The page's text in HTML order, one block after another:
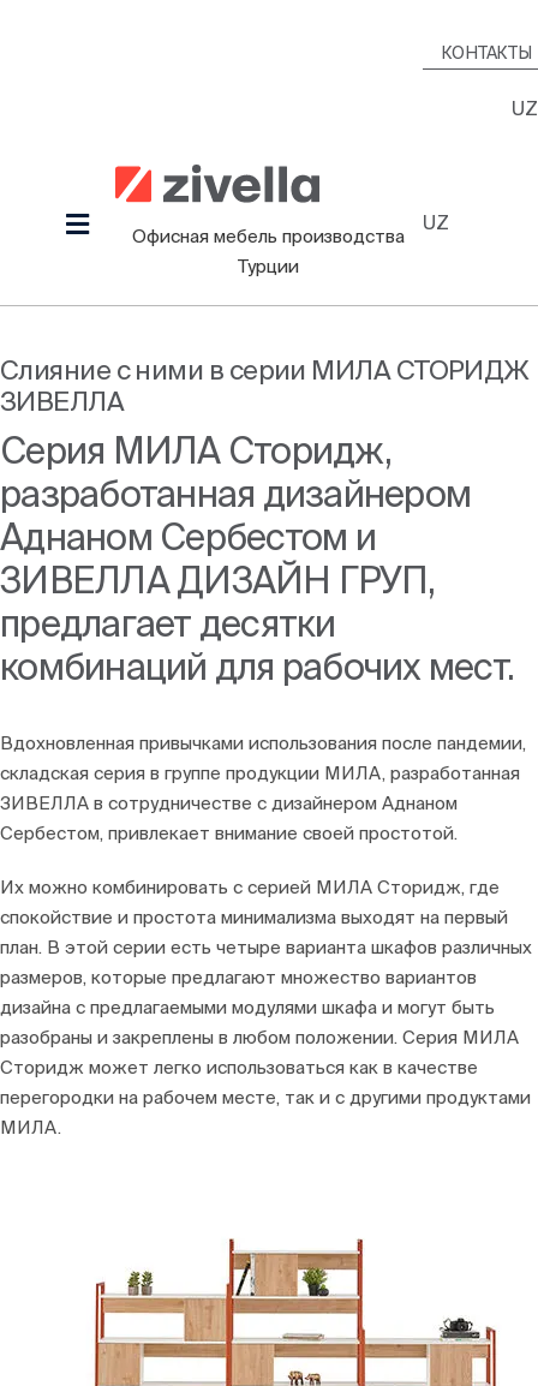
КОНТАКТЫ
UZ
Toggle
Продукция
Проекты
Дизайнеры
Информационный Зал
Блоги
Офисная мебель производства
Турции
UZ
Слияние с ними в серии МИЛА СТОРИДЖ
ЗИВЕЛЛА
Серия МИЛА Сторидж,
разработанная дизайнером
Аднаном Сербестом и
ЗИВЕЛЛА ДИЗАЙН ГРУП,
предлагает десятки
комбинаций для рабочих мест.
Вдохновленная привычками использования после пандемии,
складская серия в группе продукции МИЛА, разработанная
ЗИВЕЛЛА в сотрудничестве с дизайнером Аднаном
Сербестом, привлекает внимание своей простотой.
Их можно комбинировать с серией МИЛА Сторидж, где
спокойствие и простота минимализма выходят на первый
план. В этой серии есть четыре варианта шкафов различных
размеров, которые предлагают множество вариантов
дизайна с предлагаемыми модулями шкафа и могут быть
разобраны и закреплены в любом положении. Серия МИЛА
Сторидж может легко использоваться как в качестве
перегородки на рабочем месте, так и с другими продуктами
МИЛА.